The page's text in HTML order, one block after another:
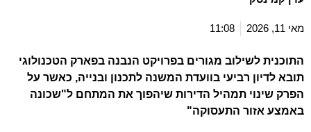
מאי 11, 2026 11:08
התוכנית לשילוב מגורים בפרויקט הנבנה בפארק הטכנולוגי
תובא לדיון רביעי בוועדת המשנה לתכנון ובנייה, כאשר על
הפרק שינוי תמהיל הדירות שיהפוך את המתחם ל"שכונה
באמצע אזור התעסוקה"